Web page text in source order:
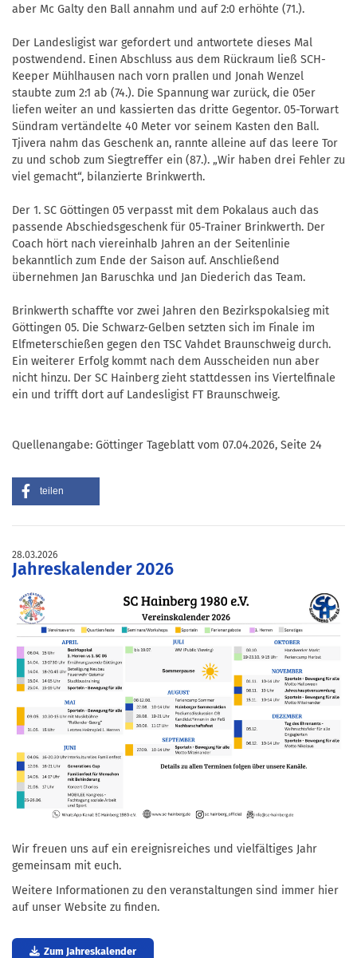
aber Mc Galty den Ball annahm und auf 2:0 erhöhte (71.).
Der Landesligist war gefordert und antwortete dieses Mal
postwendend. Einen Abschluss aus dem Rückraum ließ SCH-
Keeper Mühlhausen nach vorn prallen und Jonah Wenzel
staubte zum 2:1 ab (74.). Die Spannung war zurück, die 05er
liefen weiter an und kassierten das dritte Gegentor. 05-Torwart
Sündram vertändelte 40 Meter vor seinem Kasten den Ball.
Tjivera nahm das Geschenk an, rannte alleine auf das leere Tor
zu und schob zum Siegtreffer ein (87.). „Wir haben drei Fehler zu
viel gemacht“, bilanzierte Brinkwerth.
Der 1. SC Göttingen 05 verpasst mit dem Pokalaus auch das
passende Abschiedsgeschenk für 05-Trainer Brinkwerth. Der
Coach hört nach viereinhalb Jahren an der Seitenlinie
bekanntlich zum Ende der Saison auf. Anschließend
übernehmen Jan Baruschka und Jan Diederich das Team.
Brinkwerth schaffte vor zwei Jahren den Bezirkspokalsieg mit
Göttingen 05. Die Schwarz-Gelben setzten sich im Finale im
Elfmeterschießen gegen den TSC Vahdet Braunschweig durch.
Ein weiterer Erfolg kommt nach dem Ausscheiden nun aber
nicht hinzu. Der SC Hainberg zieht stattdessen ins Viertelfinale
ein und trifft dort auf Landesligist FT Braunschweig.
Quellenangabe: Göttinger Tageblatt vom 07.04.2026, Seite 24
teilen
28.03.2026
Jahreskalender 2026
Wir freuen uns auf ein ereignisreiches und vielfältiges Jahr
gemeinsam mit euch.
Weitere Informationen zu den veranstaltungen sind immer hier
auf unser Website zu finden.
Zum Jahreskalender